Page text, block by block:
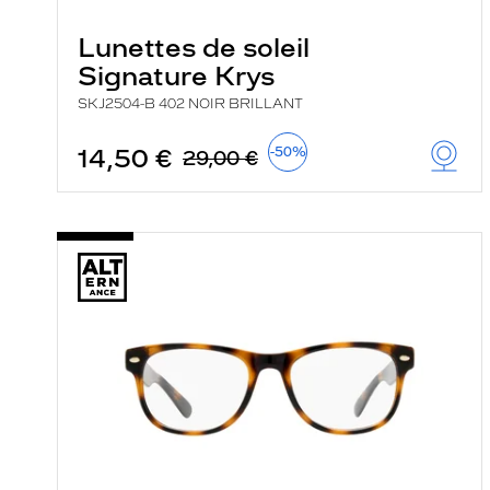
Lunettes de soleil
Signature Krys
SKJ2504-B 402 NOIR BRILLANT
14,50 € 29,00 € -50%